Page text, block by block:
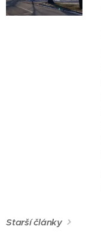
Starší články